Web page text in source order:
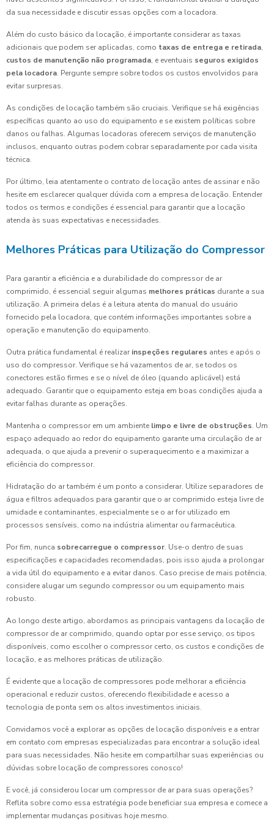
da sua necessidade e discutir essas opções com a locadora.
Além do custo básico da locação, é importante considerar as taxas
adicionais que podem ser aplicadas, como taxas de entrega e retirada,
custos de manutenção não programada, e eventuais seguros exigidos
pela locadora. Pergunte sempre sobre todos os custos envolvidos para
evitar surpresas.
As condições de locação também são cruciais. Verifique se há exigências
específicas quanto ao uso do equipamento e se existem políticas sobre
danos ou falhas. Algumas locadoras oferecem serviços de manutenção
inclusos, enquanto outras podem cobrar separadamente por cada visita
técnica.
Por último, leia atentamente o contrato de locação antes de assinar e não
hesite em esclarecer qualquer dúvida com a empresa de locação. Entender
todos os termos e condições é essencial para garantir que a locação
atenda às suas expectativas e necessidades.
Melhores Práticas para Utilização do Compressor
Para garantir a eficiência e a durabilidade do compressor de ar
comprimido, é essencial seguir algumas melhores práticas durante a sua
utilização. A primeira delas é a leitura atenta do manual do usuário
fornecido pela locadora, que contém informações importantes sobre a
operação e manutenção do equipamento.
Outra prática fundamental é realizar inspeções regulares antes e após o
uso do compressor. Verifique se há vazamentos de ar, se todos os
conectores estão firmes e se o nível de óleo (quando aplicável) está
adequado. Garantir que o equipamento esteja em boas condições ajuda a
evitar falhas durante as operações.
Mantenha o compressor em um ambiente limpo e livre de obstruções. Um
espaço adequado ao redor do equipamento garante uma circulação de ar
adequada, o que ajuda a prevenir o superaquecimento e a maximizar a
eficiência do compressor.
Hidratação do ar também é um ponto a considerar. Utilize separadores de
água e filtros adequados para garantir que o ar comprimido esteja livre de
umidade e contaminantes, especialmente se o ar for utilizado em
processos sensíveis, como na indústria alimentar ou farmacêutica.
Por fim, nunca sobrecarregue o compressor. Use-o dentro de suas
especificações e capacidades recomendadas, pois isso ajuda a prolongar
a vida útil do equipamento e a evitar danos. Caso precise de mais potência,
considere alugar um segundo compressor ou um equipamento mais
robusto.
Ao longo deste artigo, abordamos as principais vantagens da locação de
compressor de ar comprimido, quando optar por esse serviço, os tipos
disponíveis, como escolher o compressor certo, os custos e condições de
locação, e as melhores práticas de utilização.
É evidente que a locação de compressores pode melhorar a eficiência
operacional e reduzir custos, oferecendo flexibilidade e acesso a
tecnologia de ponta sem os altos investimentos iniciais.
Convidamos você a explorar as opções de locação disponíveis e a entrar
em contato com empresas especializadas para encontrar a solução ideal
para suas necessidades. Não hesite em compartilhar suas experiências ou
dúvidas sobre locação de compressores conosco!
E você, já considerou locar um compressor de ar para suas operações?
Reflita sobre como essa estratégia pode beneficiar sua empresa e comece a
implementar mudanças positivas hoje mesmo.